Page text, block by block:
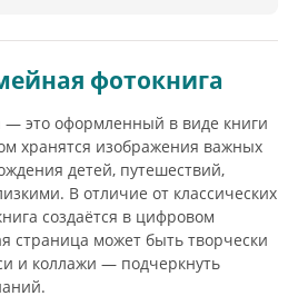
фотокнига
— это оформленный в виде книги
хранятся изображения важных
детей, путешествий,
В отличие от классических
создаётся в цифровом
страница может быть творчески
и коллажи — подчеркнуть